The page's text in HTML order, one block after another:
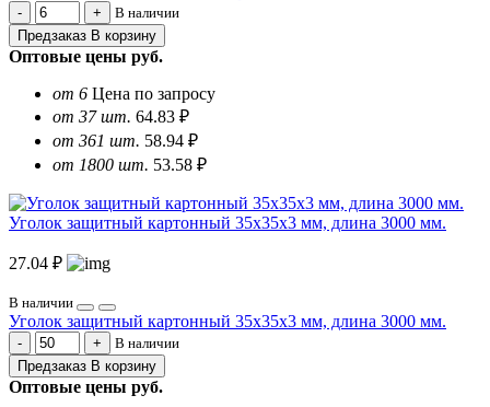
В наличии
Предзаказ В корзину
Оптовые цены руб.
от 6 Цена по запросу
от 37 шт. 64.83 ₽
от 361 шт. 58.94 ₽
от 1800 шт. 53.58 ₽
Уголок защитный картонный 35х35х3 мм, длина 3000 мм.
27.04 ₽
В наличии
Уголок защитный картонный 35х35х3 мм, длина 3000 мм.
В наличии
Предзаказ В корзину
Оптовые цены руб.